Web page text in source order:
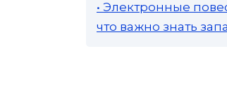
• Электронные
что важно знать